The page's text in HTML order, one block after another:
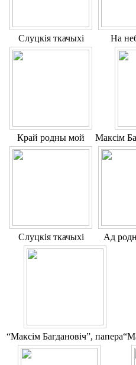
Слуцкія ткачыхі На
Край родны мой Максім
Слуцкія ткачыхі Ад
“Максім Багдановіч”, папера